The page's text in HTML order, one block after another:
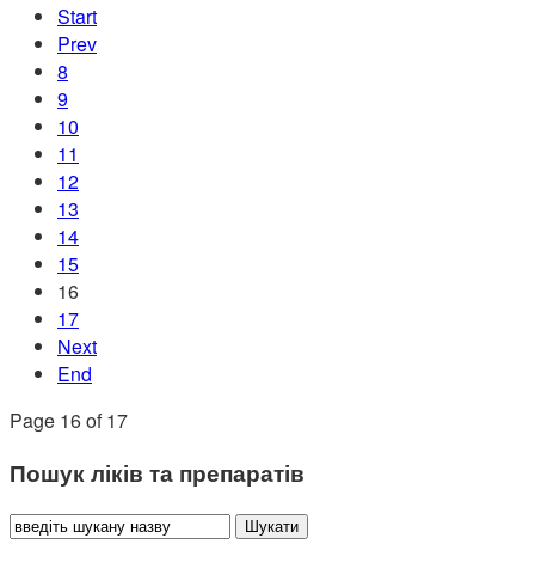
Start
Prev
8
9
10
11
12
13
14
15
16
17
Next
End
Page 16 of 17
Пошук ліків та препаратів